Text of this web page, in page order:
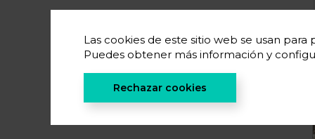
Las cookies de este sitio web se usan
Puedes obtener más información y
Rechazar cookies